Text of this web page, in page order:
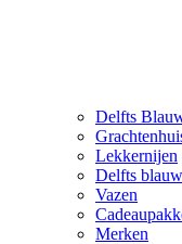
Delfts
Lekkernijen
Delfts
Vazen
Merken